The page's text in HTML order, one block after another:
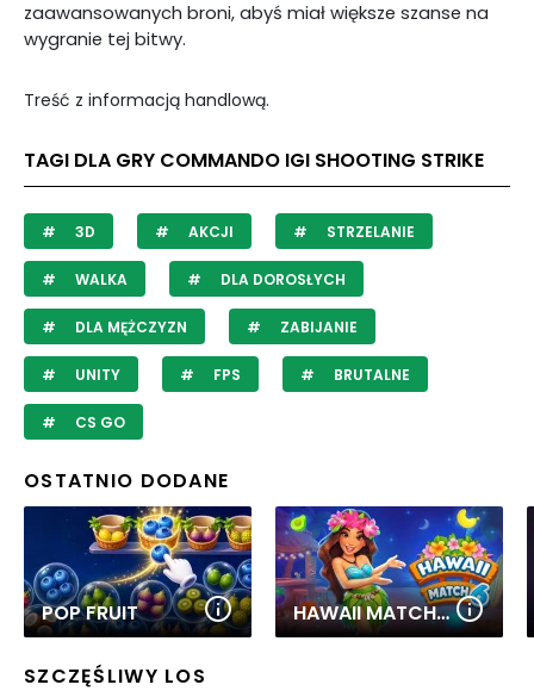
zaawansowanych broni, abyś miał większe szanse na
wygranie tej bitwy.
Treść z informacją handlową.
TAGI DLA GRY COMMANDO IGI SHOOTING STRIKE
3D AKCJI STRZELANIE
WALKA DLA DOROSŁYCH
DLA MĘŻCZYZN ZABIJANIE
UNITY FPS BRUTALNE
CS GO
OSTATNIO DODANE
POP FRUIT HAWAII MATCH 6
SZCZĘŚLIWY LOS